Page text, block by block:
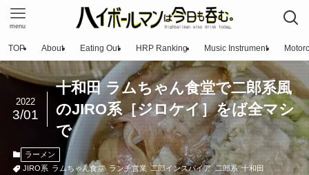
menu
TOP About Eating Out HRP Ranking Music Instrument
十和田 ラムちゃん食堂で二郎系風
のJIRO系［ジロケイ］をば全マシ
で
2022
3/01
ラーメン
JIRO系 ラムちゃん食堂 ランチ営業 二郎インスパイア 二郎系 十和田